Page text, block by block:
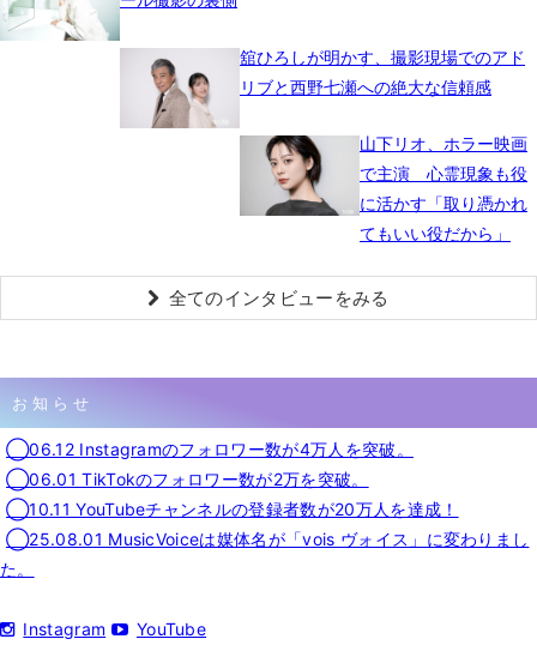
舘ひろしが明かす、撮影現場でのアド
リブと西野七瀬への絶大な信頼感
山下リオ、ホラー映画
で主演 心霊現象も役
に活かす「取り憑かれ
てもいい役だから」
全てのインタビューをみる
お知らせ
◯06.12 Instagramのフォロワー数が4万人を突破。
◯06.01 TikTokのフォロワー数が2万を突破。
◯10.11 YouTubeチャンネルの登録者数が20万人を達成！
◯25.08.01 MusicVoiceは媒体名が「vois ヴォイス」に変わりまし
た。
Instagram YouTube